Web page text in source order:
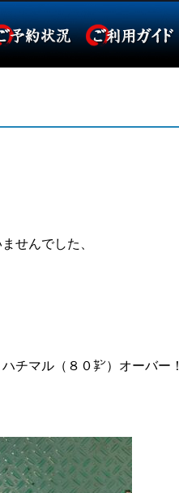
せんでした、
チマル（８０㌢）オーバー！